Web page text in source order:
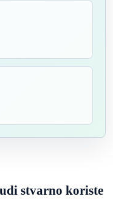
stvarno koriste